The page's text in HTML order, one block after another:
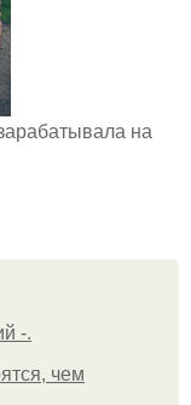
на
-.
чем